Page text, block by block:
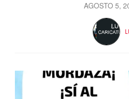
AGOSTO 5,